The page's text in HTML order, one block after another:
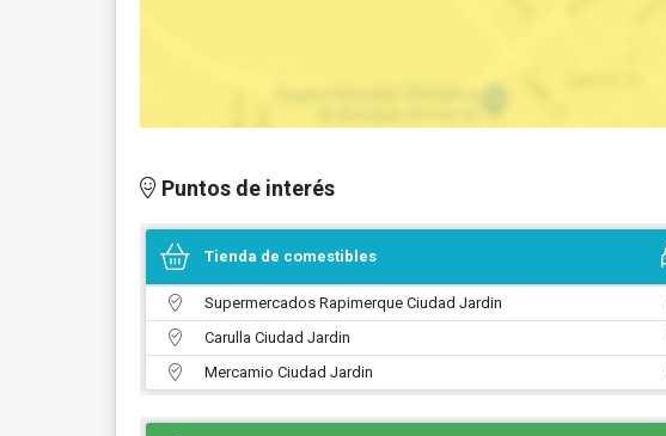
Puntos de interés
Tienda de comestibles
Supermercados Rapimerque Ciudad Jardin
Carulla Ciudad Jardin
Mercamio Ciudad Jardin